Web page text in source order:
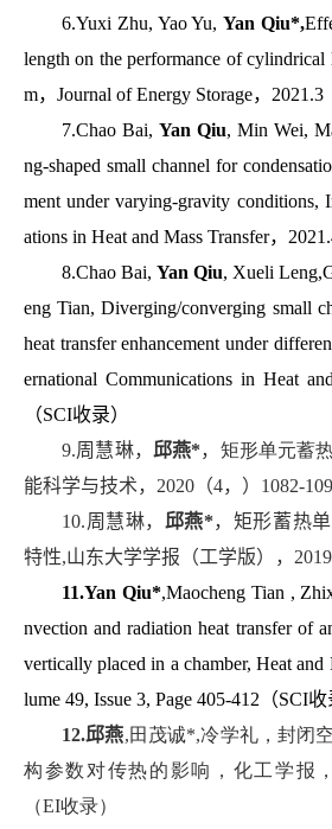
6.Yuxi Zhu, Yao Yu,Yan Qiu*,
length on the performance of cylindrical
m， Journal of Energy Storage， 2021.3
7.Chao Bai, Yan Qiu, Min Wei,
ng-shaped small channel for
ment under varying-gravity conditions,
ations in Heat and Mass Transfer，
8.Chao Bai, Yan Qiu, Xueli
eng Tian, Diverging/converging small
heat transfer enhancement under
ernational Communications in Heat
（SCI收录）
9.周慧琳， 邱燕*， 矩形单元蓄
能科学与技术， 2020 （4，） 1082-
10.周慧琳， 邱燕*，矩形蓄热
特性,山东大学学报（工学版），
11.Yan Qiu*,Maocheng Tian ,
nvection and radiation heat transfer of
vertically placed in a chamber, Heat and
lume 49, Issue 3, Page 405-412 （SCI收
12.邱燕,田茂诚*,冷学礼，封闭
构参数对传热的影响，化工学报，
（EI收录）